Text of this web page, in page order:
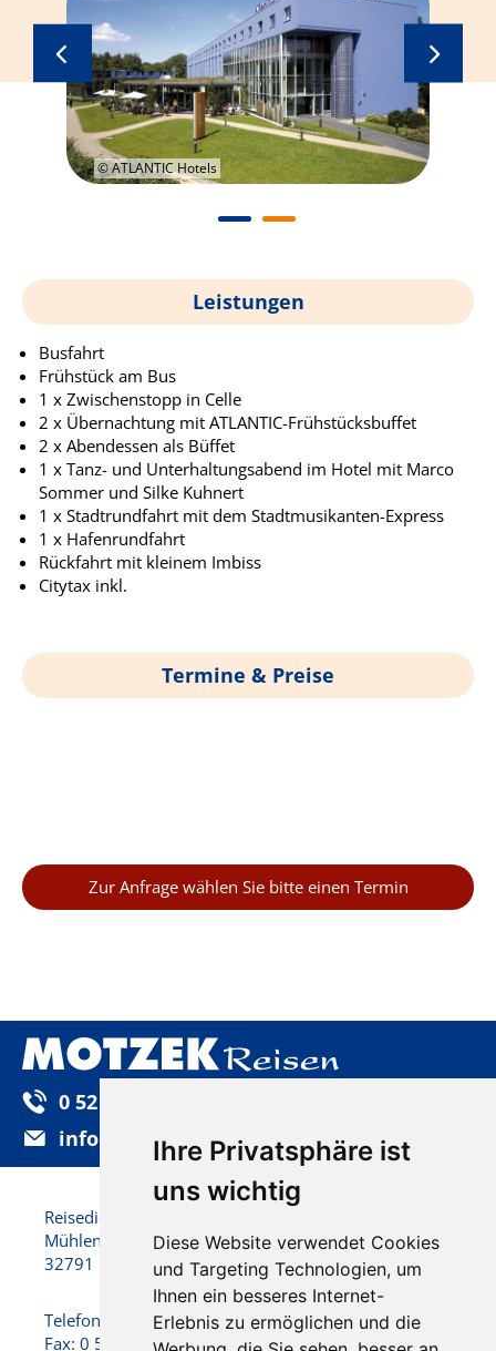
Ihre Privatsphäre ist
uns wichtig
Diese Website verwendet Cookies
und Targeting Technologien, um
Ihnen ein besseres Internet-
Erlebnis zu ermöglichen und die
© ATLANTIC Hotels
Leistungen
Busfahrt
Frühstück am Bus
1 x Zwischenstopp in Celle
2 x Übernachtung mit ATLANTIC-Frühstücksbuffet
2 x Abendessen als Büffet
1 x Tanz- und Unterhaltungsabend im Hotel mit Marco
Sommer und Silke Kuhnert
1 x Stadtrundfahrt mit dem Stadtmusikanten-Express
1 x Hafenrundfahrt
Rückfahrt mit kleinem Imbiss
Citytax inkl.
Termine & Preise
Zur Anfrage wählen Sie bitte einen Termin
0 52 32 / 92 25-0
info@motzek-reisen.de
Reisedienst Motzek GmbH & Co. KG
Mühlenstraße 22
32791 Lage
Telefon: 0 52 32 / 92 25 - 0
Fax: 0 52 32 / 92 25 -25